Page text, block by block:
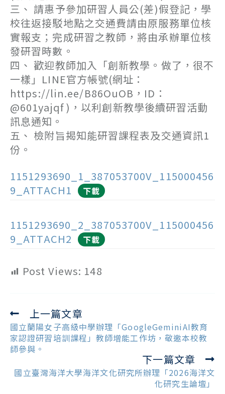
三、 請惠予參加研習人員公(差)假登記，學
校往返接駁地點之交通費請由原服務單位核
實報支；完成研習之教師，將由承辦單位核
發研習時數。
四、 歡迎教師加入「創新教學。做了，很不
一樣」LINE官方帳號(網址：
https://lin.ee/B86OuOB，ID：
@601yajqf )，以利創新教學後續研習活動
訊息通知。
五、 檢附旨揭知能研習課程表及交通資訊1
份。
1151293690_1_387053700V_115000456
9_ATTACH1
下載
1151293690_2_387053700V_115000456
9_ATTACH2
下載
Post Views: 148
Read
more
articles
上一篇文章
國立蘭陽女子高級中學辦理「GoogleGeminiAI教育
家認證研習培訓課程」教師增能工作坊，敬邀本校教
師參與。
下一篇文章
國立臺灣海洋大學海洋文化研究所辦理「2026海洋文
化研究生論壇」